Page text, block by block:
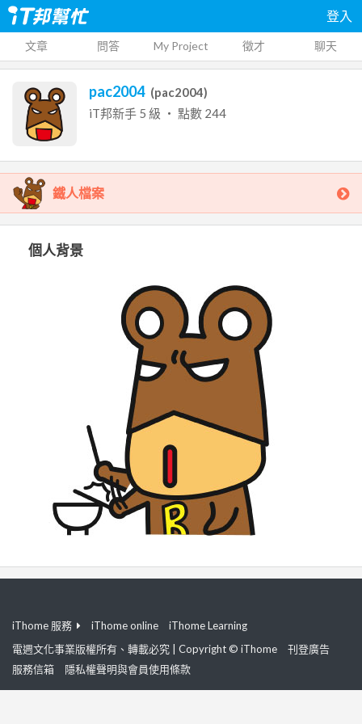
登入
文章 問答 My Project 徵才 聊天
pac2004 (pac2004)
iT邦新手 5 級 ‧ 點數 244
鐵人檔案
個人背景
iThome 服務 iThome online
iThome Learning
電週文化事業版權所有、轉載必究 | Copyright © iThome
刊登廣告
服務信箱
隱私權聲明與會員使用條款